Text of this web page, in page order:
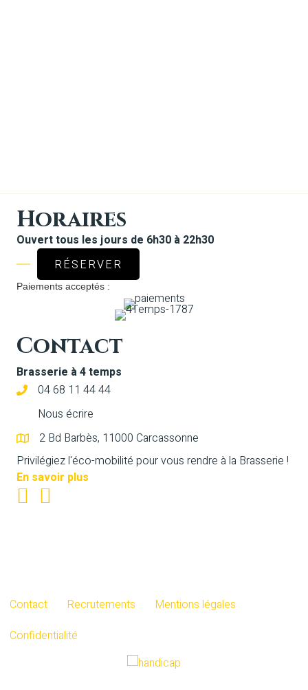
Horaires
Ouvert tous les jours de 6h30 à 22h30
RÉSERVER
Paiements acceptés :
Contact
Brasserie à 4 temps
04 68 11 44 44
Nous écrire
2 Bd Barbès, 11000 Carcassonne
Privilégiez l'éco-mobilité pour vous rendre à la Brasserie !
En savoir plus
Contact Recrutements
Mentions légales
Confidentialité